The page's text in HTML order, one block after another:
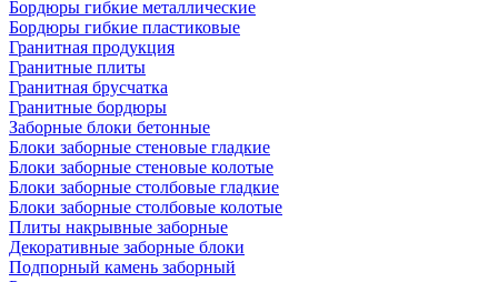
Бордюры гибкие металлические
Бордюры гибкие пластиковые
Гранитная продукция
Гранитные плиты
Гранитная брусчатка
Гранитные бордюры
Заборные блоки бетонные
Блоки заборные стеновые гладкие
Блоки заборные стеновые колотые
Блоки заборные столбовые гладкие
Блоки заборные столбовые колотые
Плиты накрывные заборные
Декоративные заборные блоки
Подпорный камень заборный